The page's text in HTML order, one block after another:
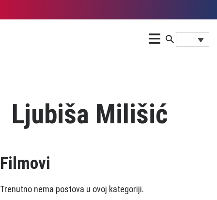
Ljubiša Milišić
Filmovi
Trenutno nema postova u ovoj kategoriji.